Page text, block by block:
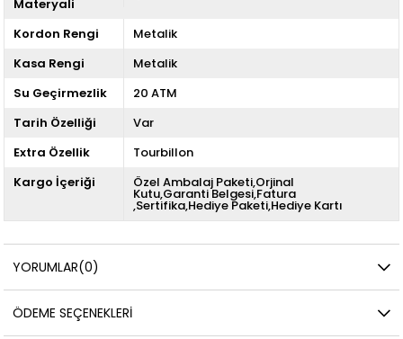
Materyali
Kordon Rengi
Metalik
Kasa Rengi
Metalik
Su Geçirmezlik
20 ATM
Tarih Özelliği
Var
Extra Özellik
Tourbillon
Kargo İçeriği
Özel Ambalaj Paketi,Orjinal
Kutu,Garanti Belgesi,Fatura
,Sertifika,Hediye Paketi,Hediye Kartı
YORUMLAR(0)
ÖDEME SEÇENEKLERI